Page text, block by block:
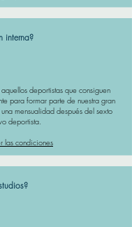
interna?
deportistas que consiguen
para formar parte de nuestra gran
mensualidad después del sexto
deportista.​
las condiciones